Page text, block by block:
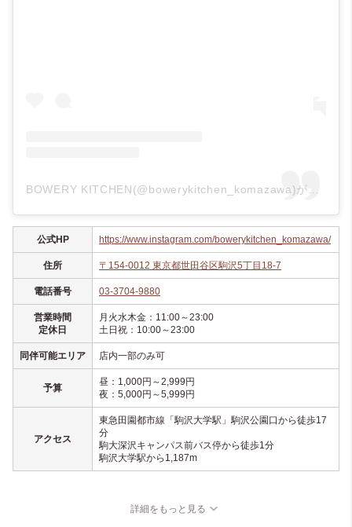
公式HP https://www.instagram.com/bowerykitchen_komazawa/
住所 〒154-0012 東京都世田谷区駒沢5丁目18-7
電話番号 03-3704-9880
営業時間
定休日
月火水木金：11:00～23:00
土日祝：10:00～23:00
同伴可能エリア 店内一部のみ可
予算
昼：1,000円～2,999円
夜：5,000円～5,999円
アクセス
東急田園都市線「駒沢大学駅」駒沢公園口から徒歩17
分
駒大深沢キャンパス前バス停から徒歩1分
駒沢大学駅から1,187m
詳細をもっと見る